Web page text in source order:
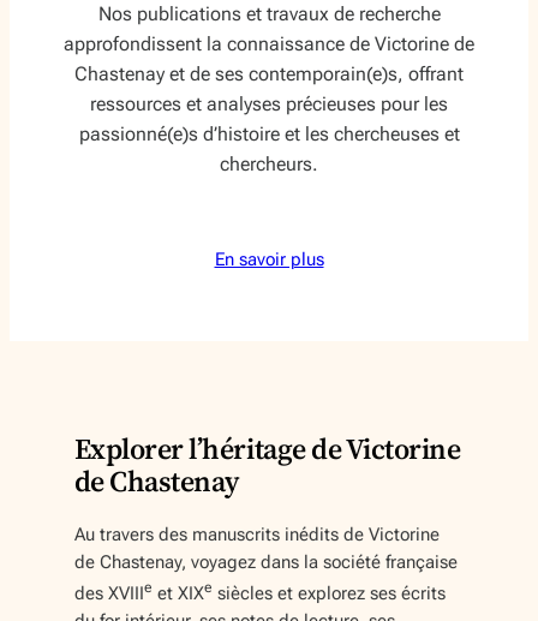
Nos publications et travaux de recherche
approfondissent la connaissance de Victorine de
Chastenay et de ses contemporain(e)s, offrant
ressources et analyses précieuses pour les
passionné(e)s d’histoire et les chercheuses et
chercheurs.
En savoir plus
Explorer l’héritage de Victorine
de Chastenay
Au travers des manuscrits inédits de Victorine
de Chastenay, voyagez dans la société française
des XVIIIe et XIXe siècles et explorez ses écrits